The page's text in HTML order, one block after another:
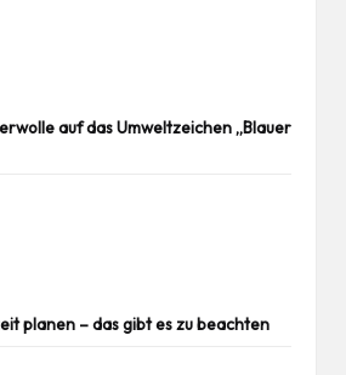
auf das Umweltzeichen „Blauer
planen – das gibt es zu beachten